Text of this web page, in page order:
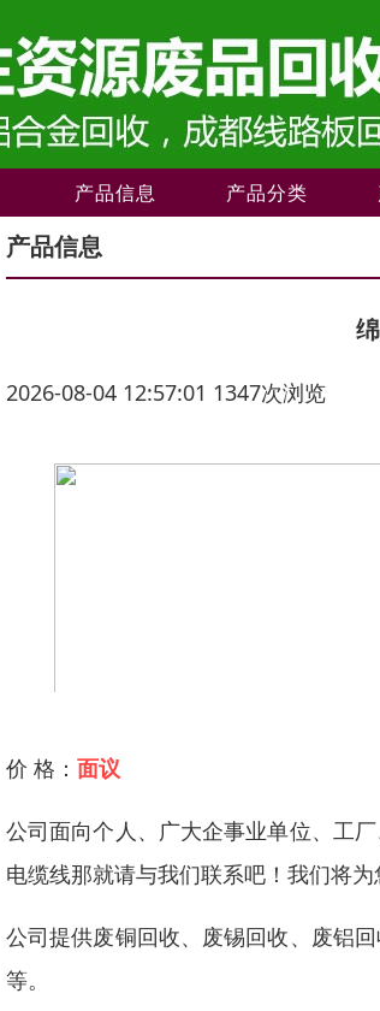
产品信息 产品分类
产品信息
2026-08-04 12:57:01 1347次浏览
价 格： 面议
公司面向个人、广大企事业单位、工
电缆线那就请与我们联系吧！我们将为
公司提供废铜回收、废锡回收、废铝
等。